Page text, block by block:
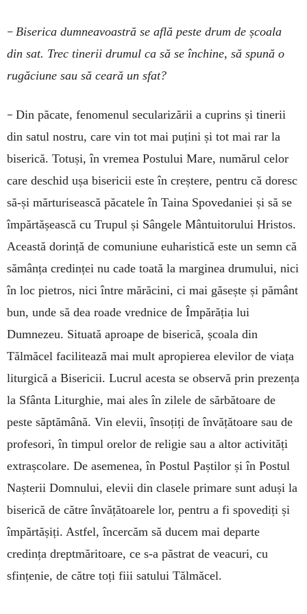
– Biserica dumneavoastră se află peste drum de școala
din sat. Trec tinerii drumul ca să se închine, să spună o
rugăciune sau să ceară un sfat?
– Din păcate, fenomenul secularizării a cuprins și tinerii
din satul nostru, care vin tot mai puțini și tot mai rar la
biserică. Totuși, în vremea Postului Mare, numărul celor
care deschid ușa bisericii este în creștere, pentru că doresc
să-și mărturisească păcatele în Taina Spovedaniei și să se
împărtășească cu Trupul și Sângele Mântuitorului Hristos.
Această dorință de comuniune euharistică este un semn că
sămânța credinței nu cade toată la marginea drumului, nici
în loc pietros, nici între mărăcini, ci mai găsește și pământ
bun, unde să dea roade vrednice de Împărăția lui
Dumnezeu. Situată aproape de biserică, școala din
Tălmăcel facilitează mai mult apropierea elevilor de viața
liturgică a Bisericii. Lucrul acesta se observă prin prezența
la Sfânta Liturghie, mai ales în zilele de sărbătoare de
peste săptămână. Vin elevii, însoțiți de învățătoare sau de
profesori, în timpul orelor de religie sau a altor activități
extrașcolare. De asemenea, în Postul Paștilor și în Postul
Nașterii Domnului, elevii din clasele primare sunt aduși la
biserică de către învățătoarele lor, pentru a fi spovediți și
împărtășiți. Astfel, încercăm să ducem mai departe
credința dreptmăritoare, ce s-a păstrat de veacuri, cu
sfințenie, de către toți fiii satului Tălmăcel.